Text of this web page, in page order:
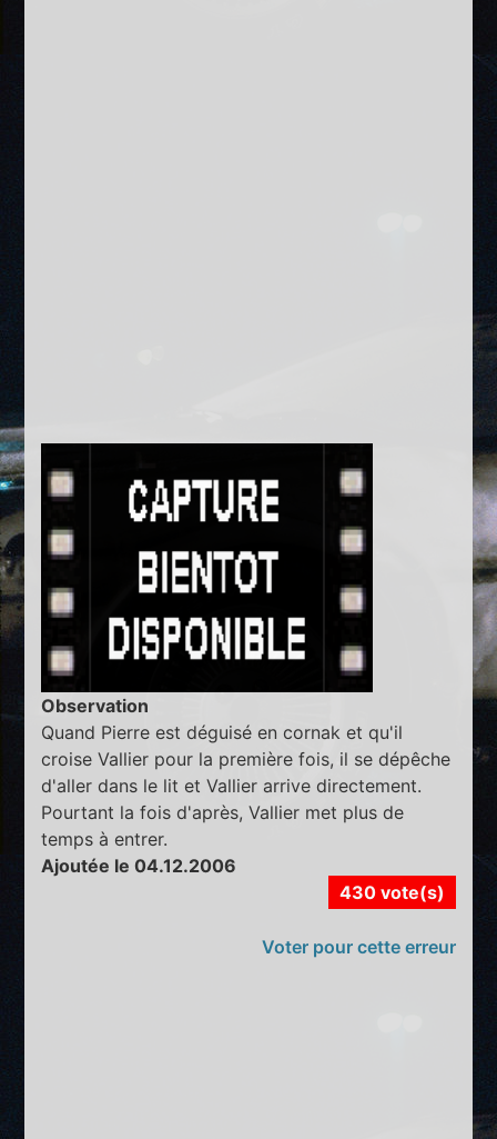
Observation
Quand Pierre est déguisé en cornak et qu'il
croise Vallier pour la première fois, il se dépêche
d'aller dans le lit et Vallier arrive directement.
Pourtant la fois d'après, Vallier met plus de
temps à entrer.
Ajoutée le 04.12.2006
430 vote(s)
Voter pour cette erreur